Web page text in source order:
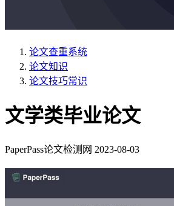
论文查重系统
论文知识
论文技巧常识
文学类毕业论文
PaperPass论文检测网 2023-08-03